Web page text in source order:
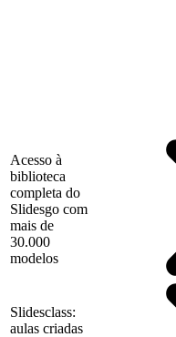
Acesso à
biblioteca
completa do
Slidesgo com
mais de
30.000
modelos
Slidesclass:
aulas criadas